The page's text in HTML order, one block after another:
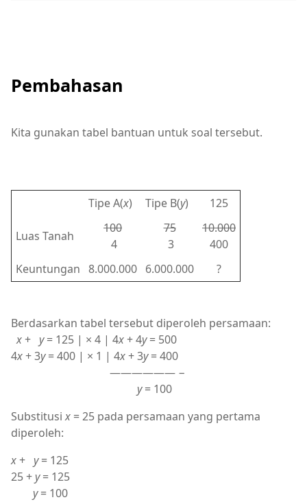
Pembahasan
Kita gunakan tabel bantuan untuk soal tersebut.
Tipe A(x) Tipe B(y) 125
Luas Tanah
100
4
75
3
10.000
400
Keuntungan 8.000.000 6.000.000 ?
Berdasarkan tabel tersebut diperoleh persamaan:
x+ y= 125 | × 4 | 4x+ 4y= 500
4x+ 3y= 400 | × 1 | 4x+ 3y= 400
—————— −
y= 100
Substitusix = 25 pada persamaan yang pertama
diperoleh:
x+ y= 125
25 +y= 125
y= 100